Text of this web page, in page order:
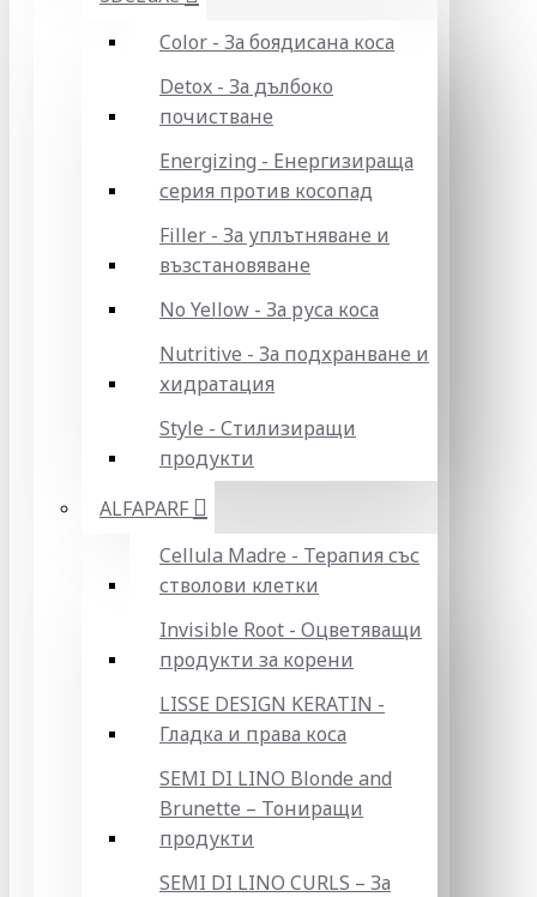
Color - За боядисана коса
Detox - За дълбоко
почистване
Energizing - Енергизираща
серия против косопад
Filler - За уплътняване и
възстановяване
No Yellow - За руса коса
Nutritive - За подхранване и
хидратация
Style - Стилизиращи
продукти
ALFAPARF
Cellula Madre - Терапия със
стволови клетки
Invisible Root - Оцветяващи
продукти за корени
LISSE DESIGN KERATIN -
Гладка и права коса
SEMI DI LINO Blonde and
Brunette – Тониращи
продукти
SEMI DI LINO CURLS – За